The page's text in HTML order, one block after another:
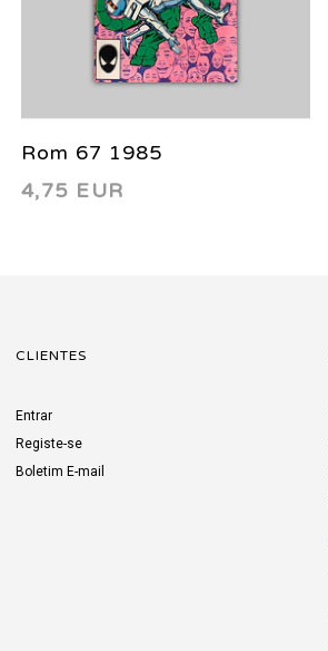
Rom 67 1985
4,75 EUR
CLIENTES
Entrar
Registe-se
Boletim E-mail